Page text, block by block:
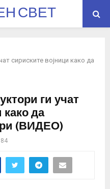
СВЕТ
сириските војници како да
ги учат
да
(ВИДЕО)
84